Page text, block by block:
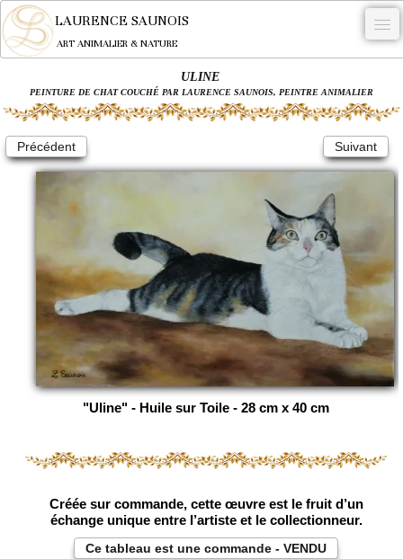
LAURENCE SAUNOIS
ART ANIMALIER & NATURE
NYMPHEUS LUMINANSIS.
OEUVRES
COMMANDE
L'ARTISTE.
NEWS
CONTACT
Français
0
ULINE
PEINTURE DE CHAT COUCHÉ PAR LAURENCE SAUNOIS, PEINTRE ANIMALIER
Précédent Suivant
"Uline" - Huile sur Toile - 28 cm x 40 cm
Créée sur commande, cette œuvre est le fruit d’un
échange unique entre l’artiste et le collectionneur.
Ce tableau est une commande - VENDU